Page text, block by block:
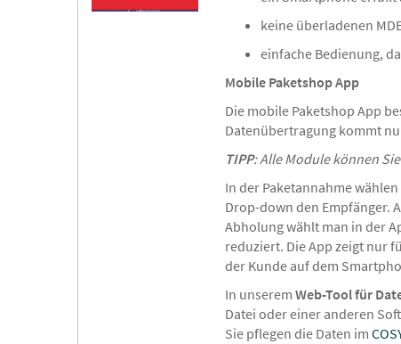
keine überladenen
einfache Bedienung,
Mobile Paketshop App
Die mobile Paketshop App
Datenübertragung kommt
TIPP: Alle Module können
In der Paketannahme
Drop-down den Empfänger.
Abholung wählt man in der
reduziert. Die App zeigt nur
der Kunde auf dem
In unserem Web-Tool für
Datei oder einer anderen
Sie pflegen die Daten im